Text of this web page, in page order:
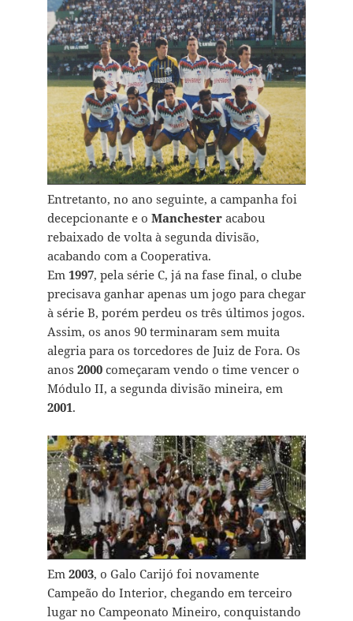
Entretanto, no ano seguinte, a campanha foi
decepcionante e o Manchesteracabou
rebaixado de volta à segunda divisão,
acabando com a Cooperativa.
Em 1997, pela série C, já na fase final, o clube
precisava ganhar apenas um jogo para chegar
à série B, porém perdeu os três últimos jogos.
Assim, os anos 90 terminaram sem muita
alegria para os torcedores de Juiz de Fora. Os
anos 2000começaram vendo o time vencer o
Módulo II, a segunda divisão mineira, em
2001.
Em 2003, o Galo Carijó foi novamente
Campeão do Interior, chegando em terceiro
lugar no Campeonato Mineiro, conquistando